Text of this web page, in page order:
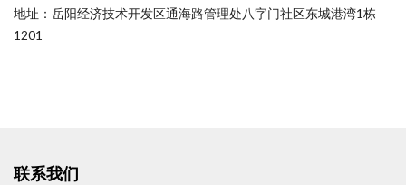
地址：岳阳经济技术开发区通海路管理处八字门社区东城港湾1栋
1201
联系我们